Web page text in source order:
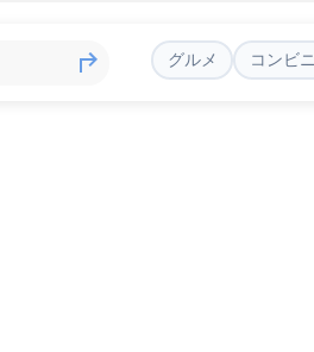
グルメ コンビニ